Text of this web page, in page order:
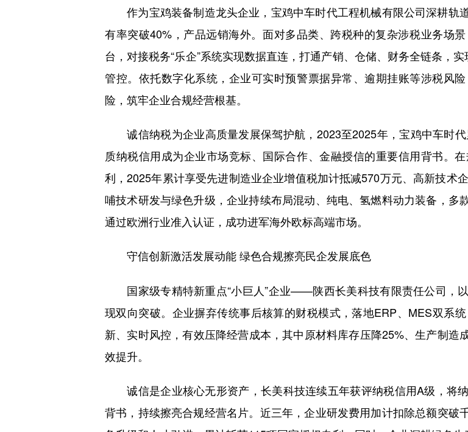
作为宝鸡装备制造龙头企业，宝鸡中车时代工程机械有限公司深耕轨
有率突破40%，产品远销海外。面对多品类、跨税种的复杂涉税业务场
台，对接税务“乐企”系统实现数据直连，打通产销、仓储、财务全链条，
管控。依托数字化系统，企业可实时预警票据异常、逾期挂账等涉税风
险，筑牢企业合规经营根基。
诚信纳税为企业高质量发展保驾护航，2023至2025年，宝鸡中车时
质纳税信用成为企业市场竞标、国际合作、金融授信的重要信用背书。
利，2025年累计享受先进制造业企业增值税加计抵减570万元、高新技术
哺技术研发与绿色升级，企业持续布局混动、纯电、氢燃料动力装备，多
通过欧洲行业准入认证，成功进军海外欧标高端市场。
守信创新激活发展动能 绿色合规擦亮民企发展底色
国家级专精特新重点“小巨人”企业——陕西长美科技有限责任公司，
现双向突破。企业摒弃传统事后核算的财税模式，落地ERP、MES双系
新、实时风控，有效压降经营成本，其中原材料库存压降25%、生产制
效提升。
诚信是企业核心无形资产，长美科技连续五年获评纳税信用A级，将
背书，持续擦亮合规经营名片。近三年，企业研发费用加计扣除总额突破